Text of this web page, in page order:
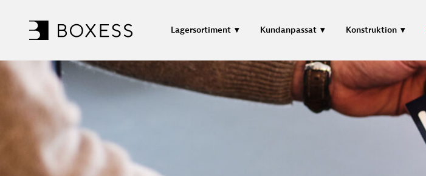
Lagersortiment Kundanpassat Konstruktion